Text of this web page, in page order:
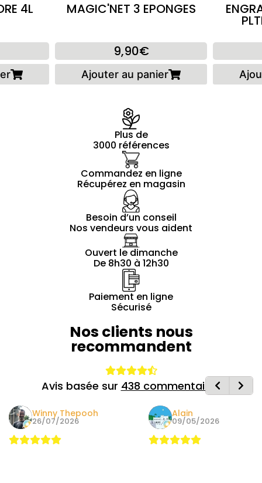
4L MAGIC'NET 3 EPONGES
9,90€
Ajouter au panier
Plus de
3000 références
Commandez en ligne
Récupérez en magasin
Besoin d’un conseil
Nos vendeurs vous aident
Ouvert le dimanche
De 8h30 à 12h30
Paiement en ligne
Sécurisé
Nos clients nous
recommandent
Avis basée sur 438 commentaires
Winny Thepooh
26/07/2026
Alain
09/05/2026